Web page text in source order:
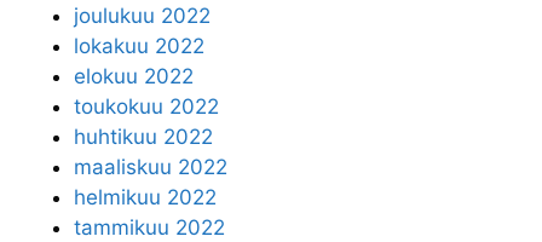
joulukuu 2022
lokakuu 2022
elokuu 2022
toukokuu 2022
huhtikuu 2022
maaliskuu 2022
helmikuu 2022
tammikuu 2022